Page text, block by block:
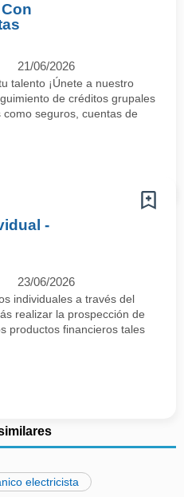
21/06/2026
talento ¡Únete a nuestro
de créditos grupales
seguros, cuentas de
-
23/06/2026
individuales a través del
realizar la prospección de
productos financieros tales
electricista